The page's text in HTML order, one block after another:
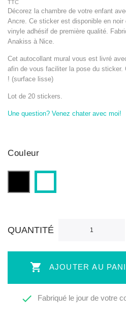
TTC
Décorez la chambre de votre enfant
Ancre. Ce sticker est disponible en
vinyle adhésif de première qualité.
Anakiss à Nice.
Cet autocollant mural vous est livré
afin de vous faciliter la pose du sticker.
! (surface lisse)
Lot de 20 stickers.
Une question? Venez chater avec moi!
Couleur
QUANTITÉ
 AJOUTER AU
 Fabriqué le jour de votre